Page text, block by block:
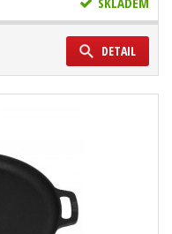
DETAIL